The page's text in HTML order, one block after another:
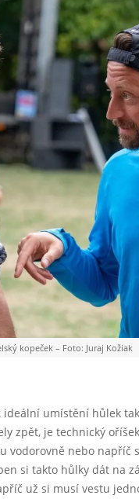
kopeček – Foto: Juraj Kožiak
umístění hůlek
zpět, je technický
vodorovně nebo napříč
si takto hůlky dát na
už si musí vestu